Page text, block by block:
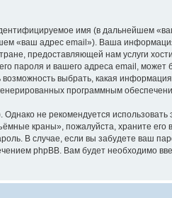
имя (в дальнейшем
«ваш адрес email»). Ваша
предоставляющей нам услуги
пароля и вашего адреса email, может
выбрать, какая
программным
не рекомендуется использовать
краны», пожалуйста, храните
В случае, если вы забудете ваш
phpBB. Вам будет необходимо